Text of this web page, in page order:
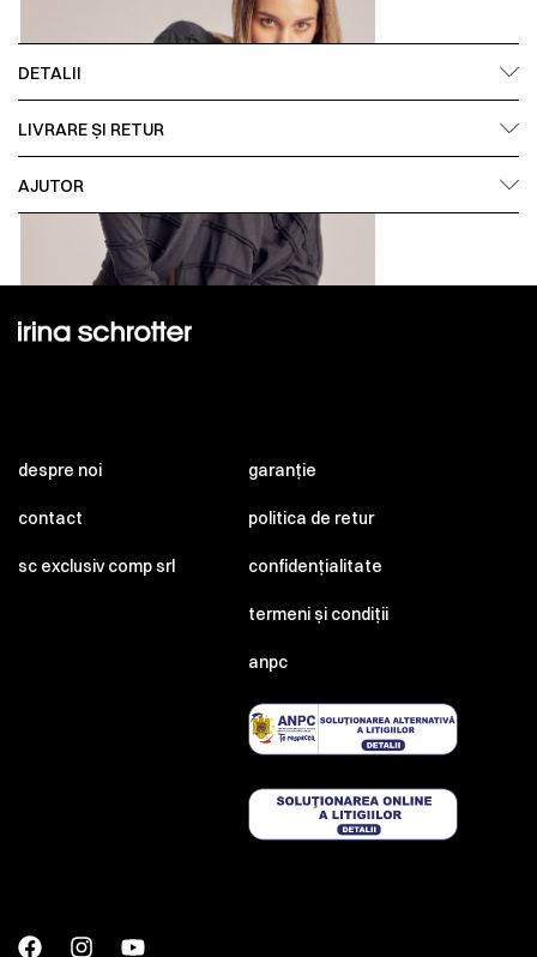
DETALII
LIVRARE ȘI RETUR
AJUTOR
despre noi
contact
sc exclusiv comp srl
garanție
politica de retur
confidențialitate
termeni și condiții
anpc